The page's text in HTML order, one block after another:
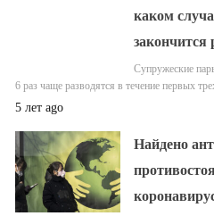
каком
закончится
Супружеские
6 раз чаще разводятся в течение первых
5 лет ago
Найдено